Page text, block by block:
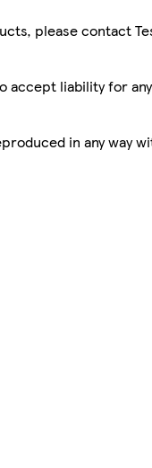
please contact
liability for
in any way